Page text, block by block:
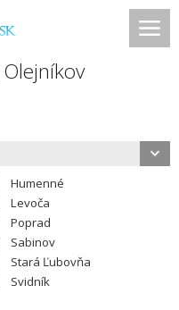
Humenné
Levoča
Poprad
Sabinov
Stará Ľubovňa
Svidník